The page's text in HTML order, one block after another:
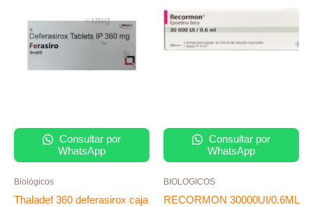
Consultar por
WhatsApp
Biológicos
Thaladef 360 deferasirox caja
Consultar por
WhatsApp
BIOLOGICOS
RECORMON 30000UI/0.6ML